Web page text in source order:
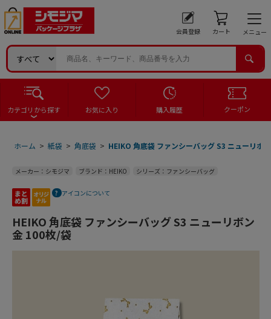
会員登録 カート メニュー
カテゴリから探す お気に入り 購入履歴 クーポン
ホーム > 紙袋 > 角底袋 > HEIKO 角底袋 ファンシーバッグ S3 ニューリボ
メーカー：シモジマ ブランド：HEIKO シリーズ：ファンシーバッグ
アイコンについて
HEIKO 角底袋 ファンシーバッグ S3 ニューリボン
金 100枚/袋